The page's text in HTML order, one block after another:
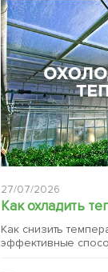
27/07/2026
Как охладить
Как снизить
эффективные